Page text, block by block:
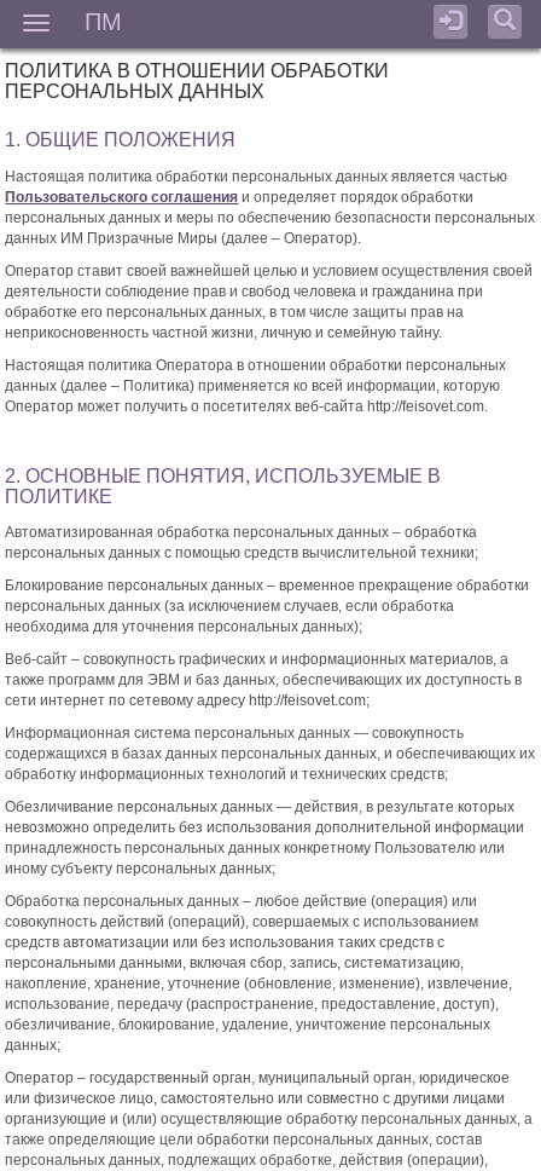
ПМ
ПОЛИТИКА В ОТНОШЕНИИ ОБРАБОТКИ
ПЕРСОНАЛЬНЫХ ДАННЫХ
1. ОБЩИЕ ПОЛОЖЕНИЯ
Настоящая политика обработки персональных данных является частью
Пользовательского соглашения и определяет порядок обработки
персональных данных и меры по обеспечению безопасности персональных
данных ИМ Призрачные Миры (далее – Оператор).
Оператор ставит своей важнейшей целью и условием осуществления своей
деятельности соблюдение прав и свобод человека и гражданина при
обработке его персональных данных, в том числе защиты прав на
неприкосновенность частной жизни, личную и семейную тайну.
Настоящая политика Оператора в отношении обработки персональных
данных (далее – Политика) применяется ко всей информации, которую
Оператор может получить о посетителях веб-сайта http://feisovet.com.
2. ОСНОВНЫЕ ПОНЯТИЯ, ИСПОЛЬЗУЕМЫЕ В
ПОЛИТИКЕ
Автоматизированная обработка персональных данных – обработка
персональных данных с помощью средств вычислительной техники;
Блокирование персональных данных – временное прекращение обработки
персональных данных (за исключением случаев, если обработка
необходима для уточнения персональных данных);
Веб-сайт – совокупность графических и информационных материалов, а
также программ для ЭВМ и баз данных, обеспечивающих их доступность в
сети интернет по сетевому адресу http://feisovet.com;
Информационная система персональных данных — совокупность
содержащихся в базах данных персональных данных, и обеспечивающих их
обработку информационных технологий и технических средств;
Обезличивание персональных данных — действия, в результате которых
невозможно определить без использования дополнительной информации
принадлежность персональных данных конкретному Пользователю или
иному субъекту персональных данных;
Обработка персональных данных – любое действие (операция) или
совокупность действий (операций), совершаемых с использованием
средств автоматизации или без использования таких средств с
персональными данными, включая сбор, запись, систематизацию,
накопление, хранение, уточнение (обновление, изменение), извлечение,
использование, передачу (распространение, предоставление, доступ),
обезличивание, блокирование, удаление, уничтожение персональных
данных;
Оператор – государственный орган, муниципальный орган, юридическое
или физическое лицо, самостоятельно или совместно с другими лицами
организующие и (или) осуществляющие обработку персональных данных, а
также определяющие цели обработки персональных данных, состав
персональных данных, подлежащих обработке, действия (операции),